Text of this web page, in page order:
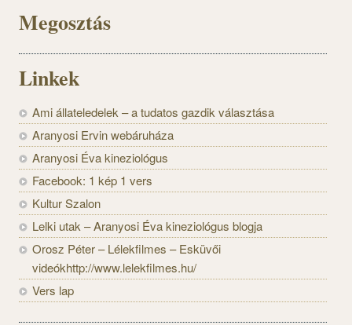
Megosztás
Linkek
Ami állateledelek – a tudatos gazdik választása
Aranyosi Ervin webáruháza
Aranyosi Éva kineziológus
Facebook: 1 kép 1 vers
Kultur Szalon
Lelki utak – Aranyosi Éva kineziológus blogja
Orosz Péter – Lélekfilmes – Esküvői
videókhttp://www.lelekfilmes.hu/
Vers lap